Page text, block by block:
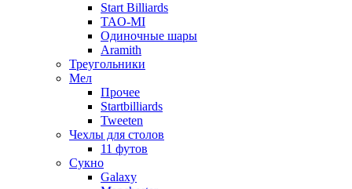
Start Billiards
TAO-MI
Одиночные шары
Aramith
Треугольники
Мел
Прочее
Startbilliards
Tweeten
Чехлы для столов
11 футов
Сукно
Galaxy